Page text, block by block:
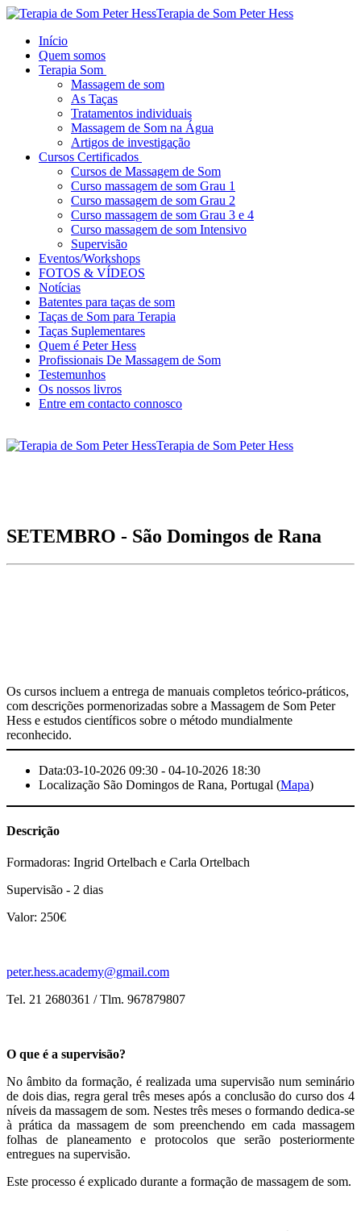
Terapia de Som Peter Hess
Início
Quem somos
Terapia Som
Massagem de som
As Taças
Tratamentos individuais
Massagem de Som na Água
Artigos de investigação
Cursos Certificados
Cursos de Massagem de Som
Curso massagem de som Grau 1
Curso massagem de som Grau 2
Curso massagem de som Grau 3 e 4
Curso massagem de som Intensivo
Supervisão
Eventos/Workshops
FOTOS & VÍDEOS
Notícias
Batentes para taças de som
Taças de Som para Terapia
Taças Suplementares
Quem é Peter Hess
Profissionais De Massagem de Som
Testemunhos
Os nossos livros
Entre em contacto connosco
Terapia de Som Peter Hess
SETEMBRO - São Domingos de Rana
Os cursos incluem a entrega de manuais completos teórico-práticos,
com descrições pormenorizadas sobre a Massagem de Som Peter
Hess e estudos científicos sobre o método mundialmente
reconhecido.
Data:03-10-2026 09:30 - 04-10-2026 18:30
Localização São Domingos de Rana, Portugal (Mapa)
Descrição
Formadoras: Ingrid Ortelbach e Carla Ortelbach
Supervisão - 2 dias
Valor: 250€
peter.hess.academy@gmail.com
Tel. 21 2680361 / Tlm. 967879807
O que é a supervisão?
No âmbito da formação, é realizada uma supervisão num seminário
de dois dias, regra geral três meses após a conclusão do curso dos 4
níveis da massagem de som. Nestes três meses o formando dedica-se
à prática da massagem de som preenchendo em cada massagem
folhas de planeamento e protocolos que serão posteriormente
entregues na supervisão.
Este processo é explicado durante a formação de massagem de som.